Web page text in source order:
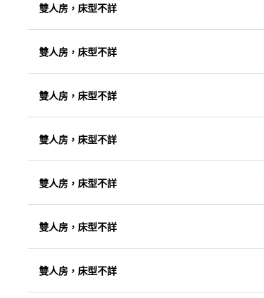
雙人房，床型不詳
雙人房，床型不詳
雙人房，床型不詳
雙人房，床型不詳
雙人房，床型不詳
雙人房，床型不詳
雙人房，床型不詳